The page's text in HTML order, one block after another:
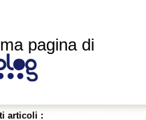
pagina di
articoli :